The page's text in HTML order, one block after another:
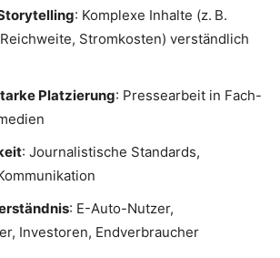
: Komplexe Inhalte (z. B.
Stromkosten) verständlich
Platzierung: Pressearbeit in Fach-
: Journalistische Standards,
: E-Auto-Nutzer,
Investoren, Endverbraucher